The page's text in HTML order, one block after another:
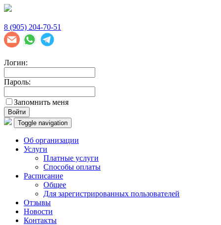
8 (905) 204-70-51
Логин:
Пароль:
Запомнить меня
Войти
Toggle navigation
Об организации
Услуги
Платные услуги
Способы оплаты
Расписание
Общее
Для зарегистрированных пользователей
Отзывы
Новости
Контакты